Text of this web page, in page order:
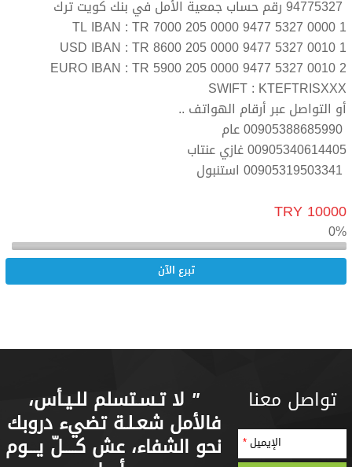
TL IBAN : TR 7000 205 0000 9477 5327 0000 1
USD IBAN : TR 8600 205 0000 9477 5327 0010 1
EURO IBAN : TR 5900 205 0000 9477 5327 0010 2
SWIFT : KTEFTRISXXX
أو التواصل عبر أرقام الهواتف ..
00905340614405 غازي عنتاب
10000 TRY
0%
تبرع الآن
تواصل معنا
الإيميل*
" لا تـسـتسلم للـيـأس،
فالأمل شعـلـة تضيء دروبك
نحو الشفاء، عش كــــلّ يـــوم